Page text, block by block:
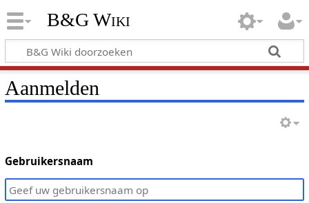
B&G Wiki
Aanmelden
Gebruikersnaam